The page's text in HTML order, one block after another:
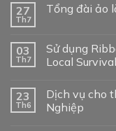
27
Th7
Tổng đài ảo
03
Th7
Sử dụng
Local
23
Th6
Dịch vụ cho
Nghiệp